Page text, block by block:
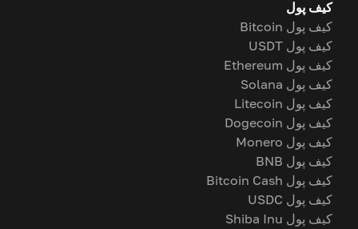
کیف پول
کیف پول Bitcoin
کیف پول USDT
کیف پول Ethereum
کیف پول Solana
کیف پول Litecoin
کیف پول Dogecoin
کیف پول Monero
کیف پول BNB
کیف پول Bitcoin Cash
کیف پول USDC
کیف پول Shiba Inu